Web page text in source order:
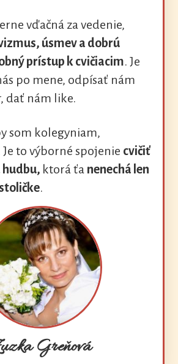
vďačná za vedenie,
úsmev a dobrú
prístup k cvičiacim. Je
po mene, odpísať nám
dať nám like.
som kolegyniam,
to výborné spojenie cvičiť
hudbu, ktorá ťa nenechá len
.
Greňová